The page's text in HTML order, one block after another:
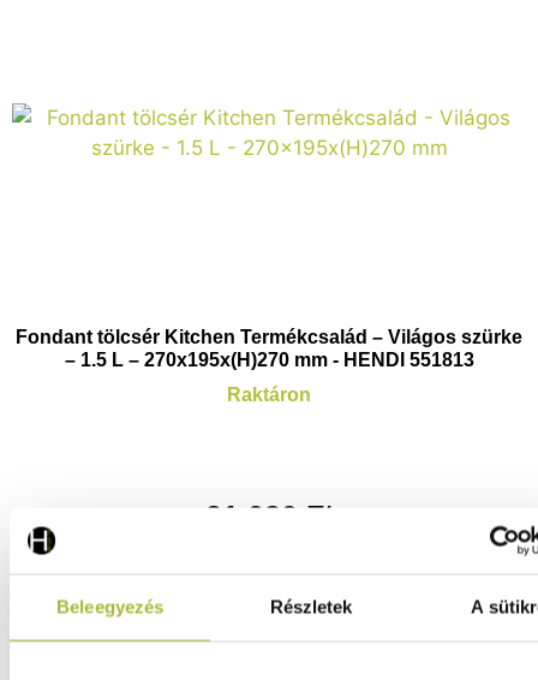
Beleegyezés Részletek A
Fondant tölcsér Kitchen Termékcsalád – Világos szürke
– 1.5 L – 270x195x(H)270 mm - HENDI 551813
Raktáron
21.020 Ft
KOSÁRBA